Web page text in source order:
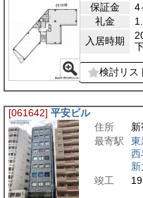
保証金
4
礼金
入居時期
検討リス
[061642] 平安ビル
住所
最寄駅
東
西
竣工